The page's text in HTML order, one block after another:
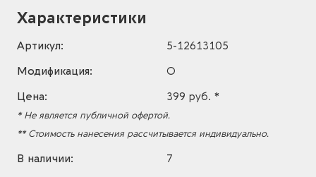
Характеристики
Артикул:
5-12613105
Модификация:
O
Цена:
399 руб. *
* Не является публичной офертой.
** Стоимость нанесения рассчитывается индивидуально.
В наличии:
7